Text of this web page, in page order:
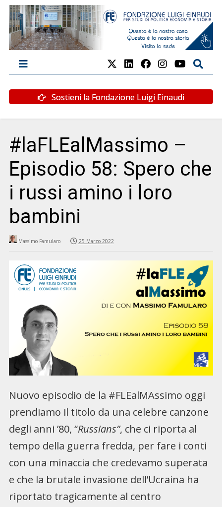
Sostieni la Fondazione Luigi Einaudi
#laFLEalMassimo –
Episodio 58: Spero che
i russi amino i loro
bambini
Massimo Famularo 25 Marzo 2022
Nuovo episodio de la #FLEalMAssimo oggi
prendiamo il titolo da una celebre canzone
degli anni ’80, “Russians”, che ci riporta al
tempo della guerra fredda, per fare i conti
con una minaccia che credevamo superata
e che la brutale invasione dell’Ucraina ha
riportato tragicamente al centro